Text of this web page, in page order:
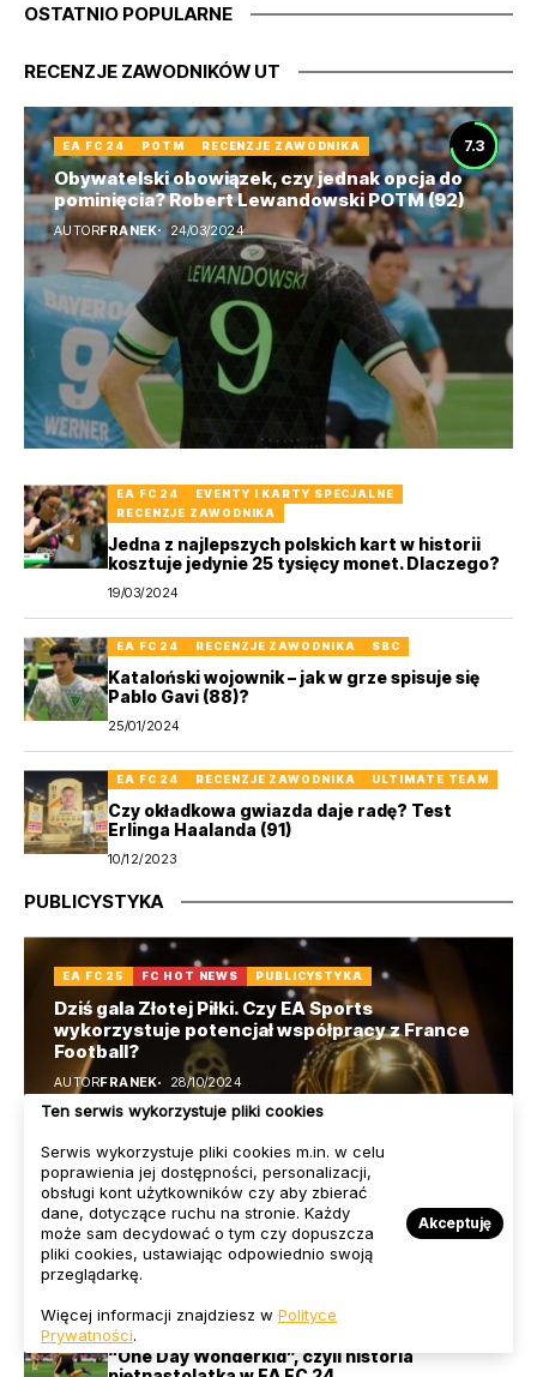
OSTATNIO POPULARNE
RECENZJE ZAWODNIKÓW UT
7.3
EA FC 24 POTM RECENZJE ZAWODNIKA
Obywatelski obowiązek, czy jednak opcja do
pominięcia? Robert Lewandowski POTM (92)
AUTORFRANEK 24/03/2024
EA FC 24
EVENTY I KARTY SPECJALNE
RECENZJE ZAWODNIKA
Jedna z najlepszych polskich kart w historii
kosztuje jedynie 25 tysięcy monet. Dlaczego?
19/03/2024
EA FC 24 RECENZJE ZAWODNIKA SBC
Kataloński wojownik – jak w grze spisuje się
Pablo Gavi (88)?
25/01/2024
EA FC 24 RECENZJE ZAWODNIKA ULTIMATE TEAM
Czy okładkowa gwiazda daje radę? Test
Erlinga Haalanda (91)
10/12/2023
PUBLICYSTYKA
EA FC 25 FC HOT NEWS PUBLICYSTYKA
Dziś gala Złotej Piłki. Czy EA Sports
wykorzystuje potencjał współpracy z France
Football?
AUTORFRANEK 28/10/2024
EA FC 24 KARIERA PUBLICYSTYKA
“One Day Wonderkid”, czyli historia
Ten serwis wykorzystuje pliki cookies
Serwis wykorzystuje pliki cookies m.in. w celu
poprawienia jej dostępności, personalizacji,
obsługi kont użytkowników czy aby zbierać
dane, dotyczące ruchu na stronie. Każdy
może sam decydować o tym czy dopuszcza
pliki cookies, ustawiając odpowiednio swoją
przeglądarkę.
Więcej informacji znajdziesz w Polityce
Prywatności.
Akceptuję